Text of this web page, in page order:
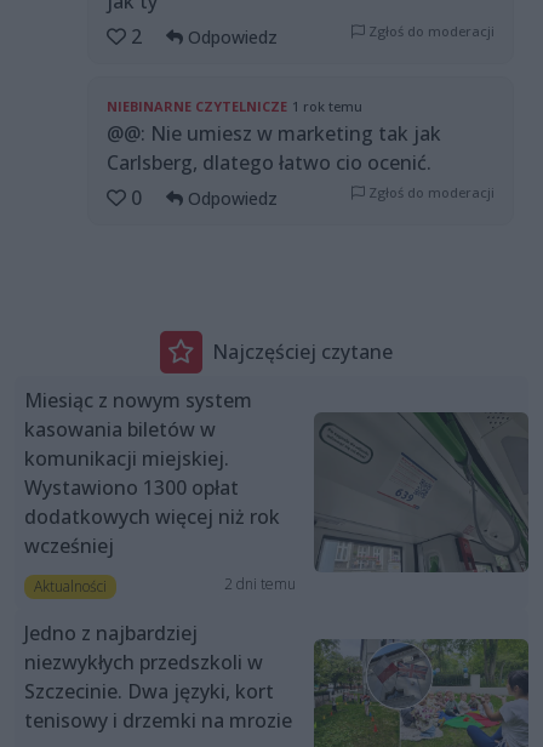
2
Odpowiedz Zgłoś do moderacji
NIEBINARNE CZYTELNICZE 1 rok temu
@@: Nie umiesz w marketing tak jak
Carlsberg, dlatego łatwo cio ocenić.
0
Odpowiedz Zgłoś do moderacji
Najczęściej czytane
Miesiąc z nowym system
kasowania biletów w
komunikacji miejskiej.
Wystawiono 1300 opłat
dodatkowych więcej niż rok
wcześniej
Aktualności 2 dni temu
Jedno z najbardziej
niezwykłych przedszkoli w
Szczecinie. Dwa języki, kort
tenisowy i drzemki na mrozie